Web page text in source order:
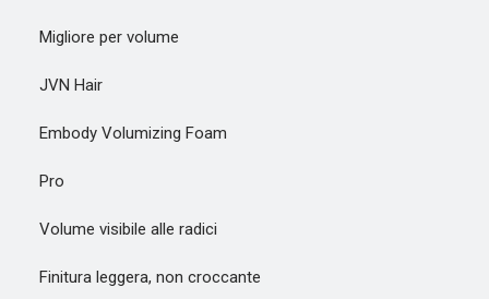
Migliore per volume
JVN Hair
Embody Volumizing Foam
Pro
Volume visibile alle radici
Finitura leggera, non croccante